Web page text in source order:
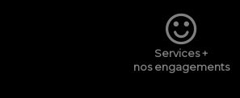
Services +
nos engagements